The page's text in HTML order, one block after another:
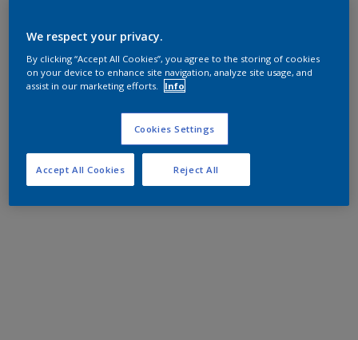
We respect your privacy.
By clicking “Accept All Cookies”, you agree to the storing of cookies
on your device to enhance site navigation, analyze site usage, and
assist in our marketing efforts.
Info
Cookies Settings
Reject All
Accept All Cookies